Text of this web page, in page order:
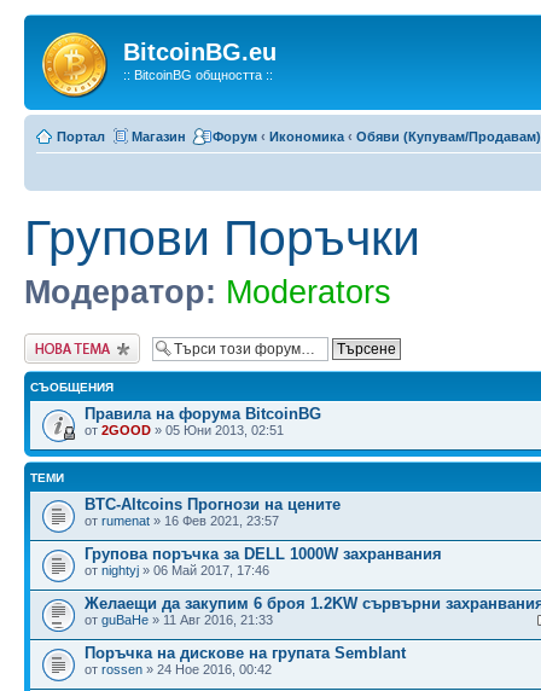
BitcoinBG.eu
:: BitcoinBG общността ::
Портал Магазин Форум ‹ Икономика ‹ Обяви (Купувам/Продавам)
Групови Поръчки
Модератор: Moderators
Публикувай нова
тема
СЪОБЩЕНИЯ
Правила на форума BitcoinBG
от 2GOOD » 05 Юни 2013, 02:51
ТЕМИ
BTC-Altcoins Прогнози на цените
от rumenat » 16 Фев 2021, 23:57
Групова поръчка за DELL 1000W захранвания
от nightyj » 06 Май 2017, 17:46
Желаещи да закупим 6 броя 1.2KW сървърни
от guBaHe » 11 Авг 2016, 21:33
Поръчка на дискове на групата Semblant
от rossen » 24 Ное 2016, 00:42